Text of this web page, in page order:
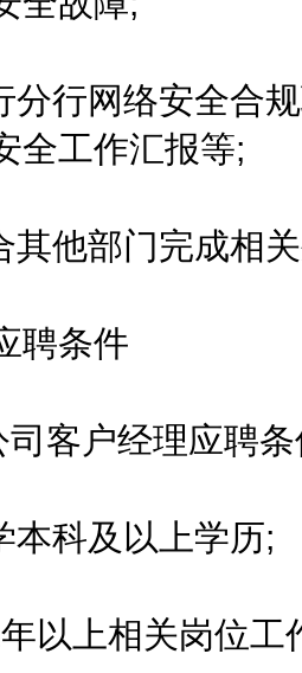
网络安全合规
全工作汇报等;
部门完成相关
条件
客户经理应聘条
科及以上学历;
上相关岗位工